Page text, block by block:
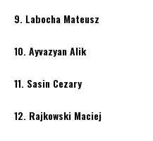
9. Labocha Mateusz
10. Ayvazyan Alik
11. Sasin Cezary
12. Rajkowski Maciej